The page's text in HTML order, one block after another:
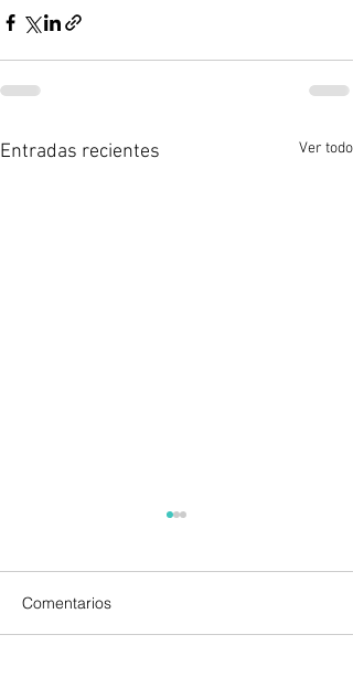
Entradas recientes Ver todo
Comentarios